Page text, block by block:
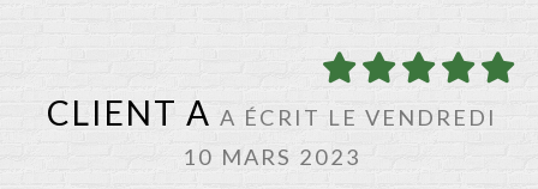
CLIENT A A ÉCRIT LE VENDREDI
10 MARS 2023